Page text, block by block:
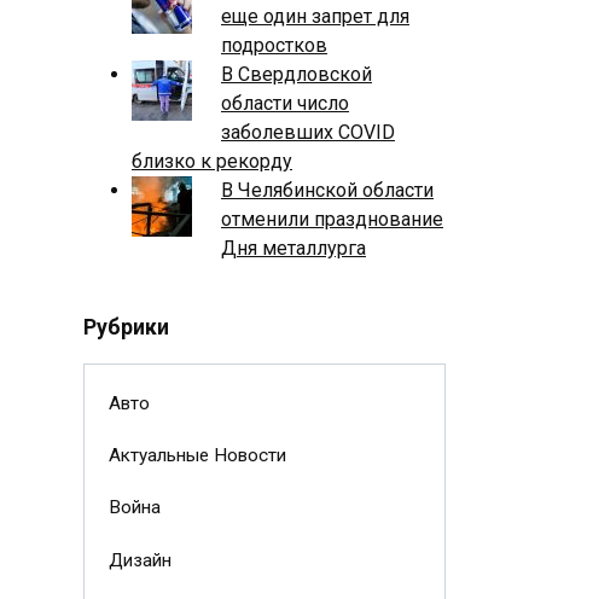
еще один запрет для
подростков
В Свердловской
области число
заболевших COVID
близко к рекорду
В Челябинской области
отменили празднование
Дня металлурга
Рубрики
Авто
Актуальные Новости
Война
Дизайн